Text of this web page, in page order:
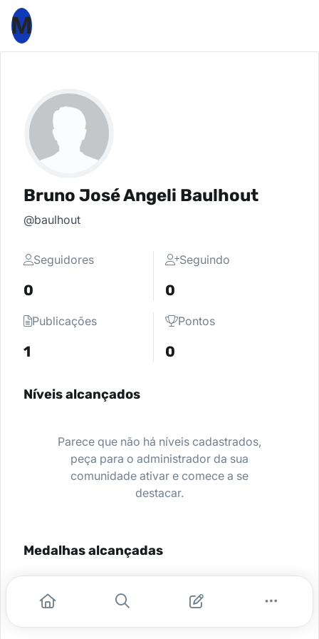
M
Bruno José Angeli Baulhout
@baulhout
Seguidores
0
Seguindo
0
Publicações
1
Pontos
0
Níveis alcançados
Parece que não há níveis cadastrados,
peça para o administrador da sua
comunidade ativar e comece a se
destacar.
Medalhas alcançadas
Nenhuma medalha encontrada